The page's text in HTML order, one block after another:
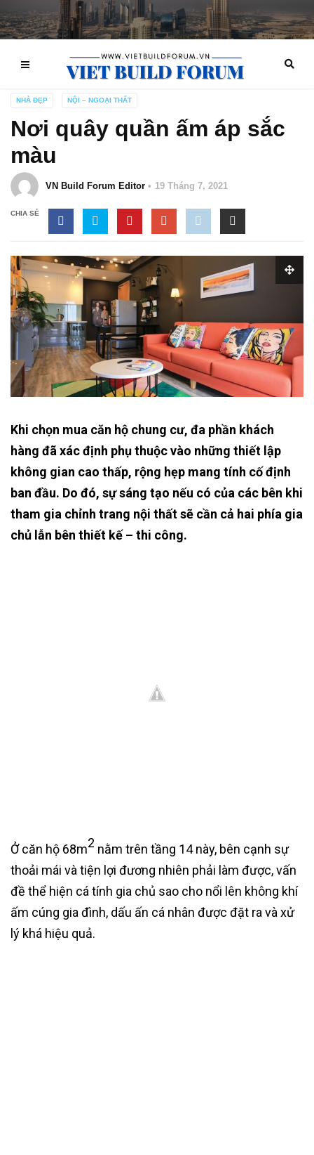
NHÀ ĐẸP NỘI – NGOẠI THẤT
Nơi quây quần ấm áp sắc
màu
VN Build Forum Editor 19 Tháng 7, 2021
CHIA SẺ
Khi chọn mua căn hộ chung cư, đa phần khách
hàng đã xác định phụ thuộc vào những thiết lập
không gian cao thấp, rộng hẹp mang tính cố định
ban đầu. Do đó, sự sáng tạo nếu có của các bên khi
tham gia chỉnh trang nội thất sẽ cần cả hai phía gia
chủ lẫn bên thiết kế – thi công.
Ở căn hộ 68m2 nằm trên tầng 14 này, bên cạnh sự
thoải mái và tiện lợi đương nhiên phải làm được, vấn
đề thể hiện cá tính gia chủ sao cho nổi lên không khí
ấm cúng gia đình, dấu ấn cá nhân được đặt ra và xử
lý khá hiệu quả.